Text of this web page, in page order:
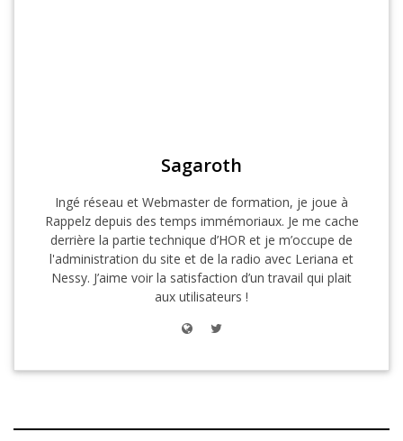
Sagaroth
Ingé réseau et Webmaster de formation, je joue à
Rappelz depuis des temps immémoriaux. Je me cache
derrière la partie technique d’HOR et je m’occupe de
l'administration du site et de la radio avec Leriana et
Nessy. J’aime voir la satisfaction d’un travail qui plait
aux utilisateurs !